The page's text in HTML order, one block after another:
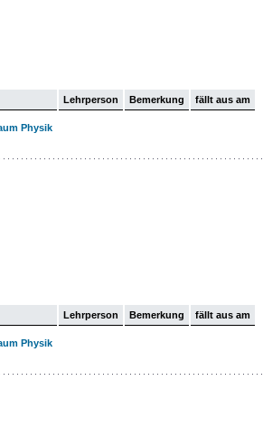
Lehrperson Bemerkung fällt aus am
Physik
Lehrperson Bemerkung fällt aus am
Physik